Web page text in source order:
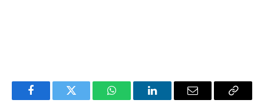
FacebookTwitter WhatsAppLinkedInEmail
Copiar